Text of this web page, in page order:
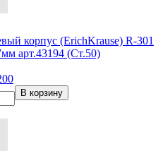
корпус (ErichKrause) R-301
арт.43194 (Ст.50)
В корзину